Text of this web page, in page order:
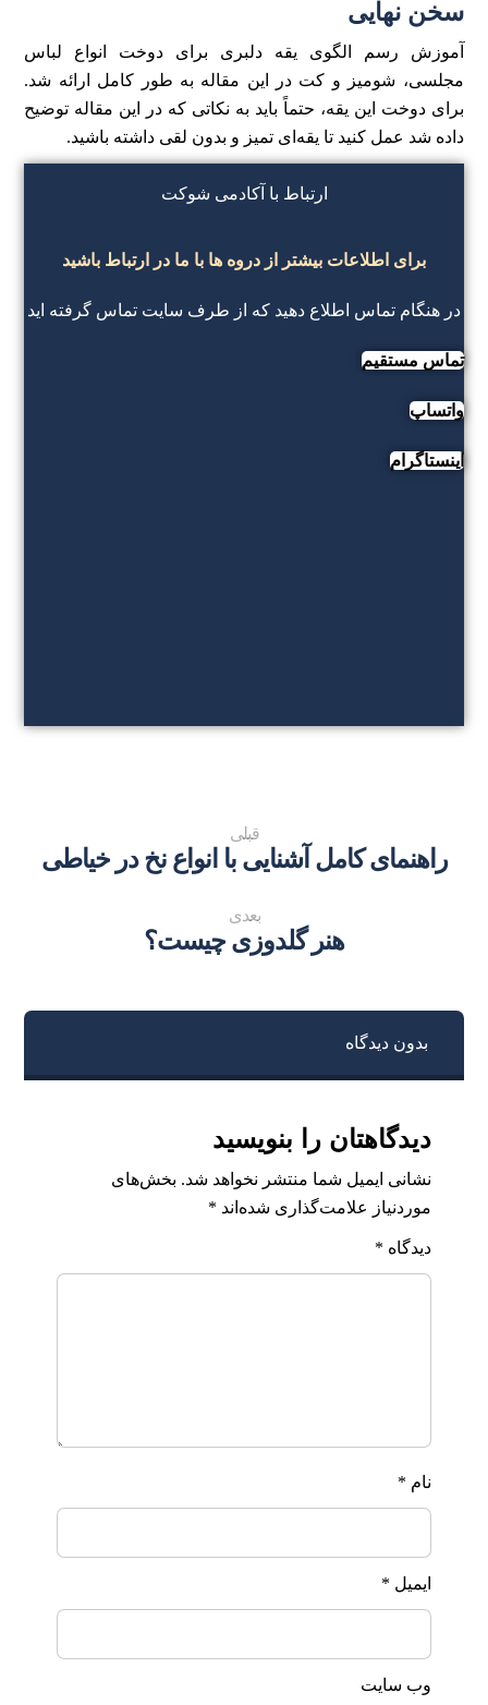
سخن نهایی
آموزش رسم الگوی یقه دلبری برای دوخت انواع لباس
مجلسی، شومیز و کت در این مقاله به طور کامل ارائه شد.
برای دوخت این یقه، حتماً باید به نکاتی که در این مقاله توضیح
داده شد عمل کنید تا یقه‌ای تمیز و بدون لقی داشته باشید.
ارتباط با آکادمی شوکت
برای اطلاعات بیشتر از دروه ها با ما در ارتباط باشید
در هنگام تماس اطلاع دهید که از طرف سایت تماس گرفته اید
تماس مستقیم
واتساپ
اینستاگرام
قبلی
راهنمای کامل آشنایی با انواع نخ در خیاطی
بعدی
هنر گلدوزی چیست؟
بدون دیدگاه
دیدگاهتان را بنویسید
نشانی ایمیل شما منتشر نخواهد شد. بخش‌های
موردنیاز علامت‌گذاری شده‌اند *
دیدگاه *
نام *
ایمیل *
وب‌ سایت